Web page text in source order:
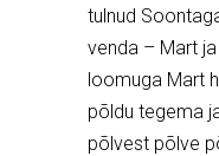
tulnud
venda – Mart
loomuga Mart
põldu tegema
põlvest põlve